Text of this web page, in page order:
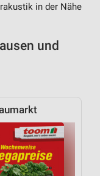
in der Nähe
und